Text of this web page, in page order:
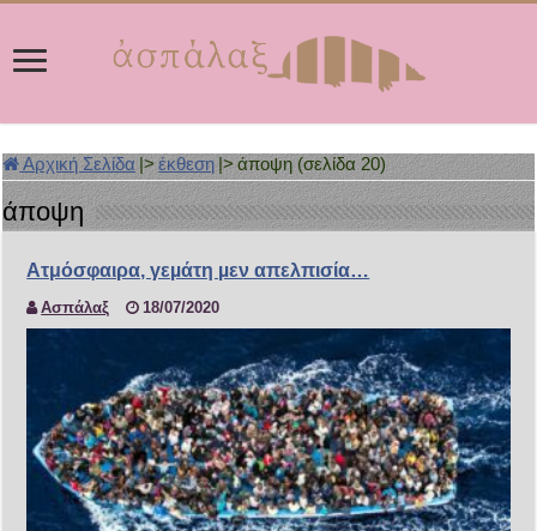
Αρχική Σελίδα |> έκθεση |> άποψη (σελίδα 20)
άποψη
Ατμόσφαιρα, γεµάτη µεν απελπισία…
Ασπάλαξ 18/07/2020